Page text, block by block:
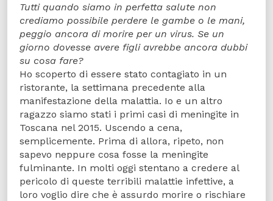
Tutti quando siamo in perfetta salute non
crediamo possibile perdere le gambe o le mani,
peggio ancora di morire per un virus. Se un
giorno dovesse avere figli avrebbe ancora dubbi
su cosa fare?
Ho scoperto di essere stato contagiato in un
ristorante, la settimana precedente alla
manifestazione della malattia. Io e un altro
ragazzo siamo stati i primi casi di meningite in
Toscana nel 2015. Uscendo a cena,
semplicemente. Prima di allora, ripeto, non
sapevo neppure cosa fosse la meningite
fulminante. In molti oggi stentano a credere al
pericolo di queste terribili malattie infettive, a
loro voglio dire che è assurdo morire o rischiare